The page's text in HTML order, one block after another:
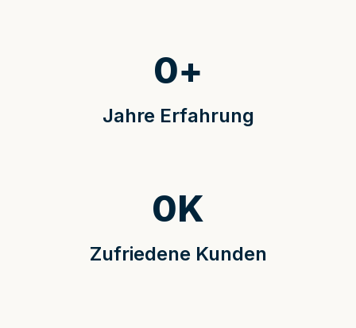
Jahre Erfahrung
0+
Zufriedene Kunden
0K